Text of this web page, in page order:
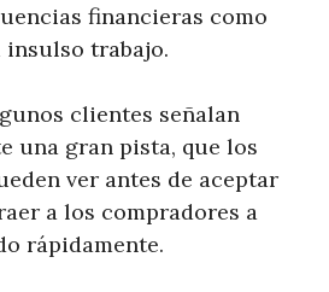
financieras como
trabajo.
clientes señalan
una gran pista, que los
ver antes de aceptar
a los compradores a
rápidamente.